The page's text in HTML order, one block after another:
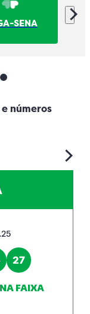
SENA
números
27
FAIXA